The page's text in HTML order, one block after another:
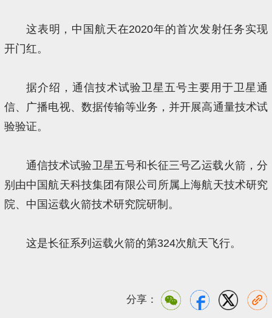
这表明，中国航天在2020年的首次发射任务实现
开门红。
据介绍，通信技术试验卫星五号主要用于卫星通
信、广播电视、数据传输等业务，并开展高通量技术试
验验证。
通信技术试验卫星五号和长征三号乙运载火箭，分
别由中国航天科技集团有限公司所属上海航天技术研究
院、中国运载火箭技术研究院研制。
这是长征系列运载火箭的第324次航天飞行。
分享：